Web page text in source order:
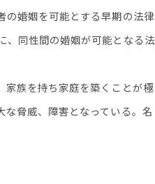
の婚姻を可能とする早期の法律
、同性間の婚姻が可能となる法
家族を持ち家庭を築くことが極
脅威、障害となっている。名